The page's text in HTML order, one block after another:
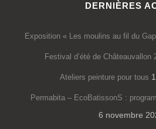
DERNIÈRES
Exposition « Les moulins au fil du
Festival d’été de Châteauvallon
Ateliers peinture pour tous
Permabita – EcoBatissonS :
6 novembre